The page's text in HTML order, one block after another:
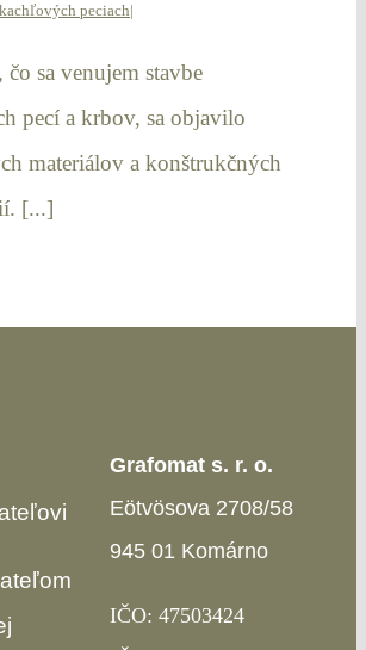
peciach|
čo sa venujem stavbe
pecí a krbov, sa objavilo
materiálov a konštrukčných
[...]
Grafomat s. r. o.
Eötvösova 2708/58
945 01 Komárno
IČO: 47503424